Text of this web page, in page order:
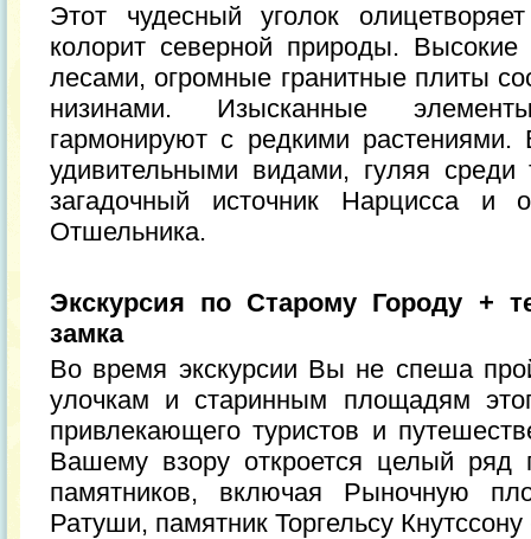
Этот чудесный уголок
колорит северной природы.
лесами, огромные гранитные плиты
низинами. Изысканные
гармонируют с редкими
удивительными видами, гуляя среди
загадочный источник Нарцисса и
Отшельника.
Экскурсия по Старому Городу +
замка
Во время экскурсии Вы не спеша
улочкам и старинным площадям
привлекающего туристов и
Вашему взору откроется целый ряд
памятников, включая Рыночную
Ратуши, памятник Торгельсу